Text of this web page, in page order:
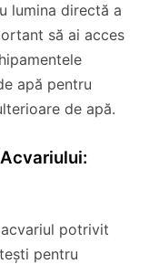
lumina directă a
să ai acces
apă pentru
de apă.
potrivit
pentru